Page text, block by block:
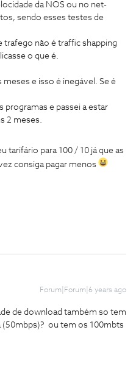
da NOS ou no net-
sendo esses testes de
trafego não é traffic shapping
o que é.
e isso é inegável. Se é
programas e passei a estar
2 meses.
tarifário para 100 / 10 já que as
consiga pagar menos
Forum|Forum|6 years ago
de download também so tem
(50mbps)? ou tem os 100mbts